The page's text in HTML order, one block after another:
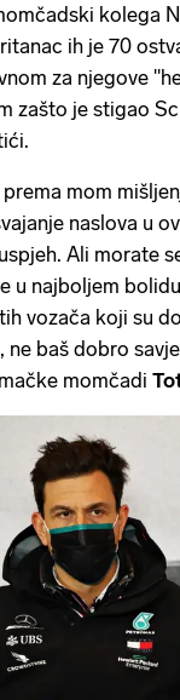
kolega
ih je 70
za njegove
zašto je stigao
mom
naslova u
Ali morate
u najboljem
vozača koji su
ne baš dobro
momčadi